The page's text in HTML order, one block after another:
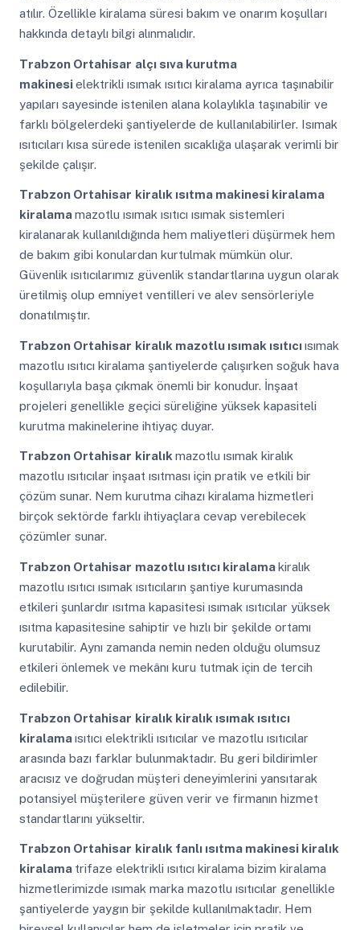
atılır. Özellikle kiralama süresi bakım ve onarım koşulları
hakkında detaylı bilgi alınmalıdır.
Trabzon Ortahisar alçı sıva kurutma
makinesielektrikli ısımak ısıtıcı kiralama ayrıca taşınabilir
yapıları sayesinde istenilen alana kolaylıkla taşınabilir ve
farklı bölgelerdeki şantiyelerde de kullanılabilirler. Isımak
ısıtıcıları kısa sürede istenilen sıcaklığa ulaşarak verimli bir
şekilde çalışır.
Trabzon Ortahisar kiralık ısıtma makinesi kiralama
kiralamamazotlu ısımak ısıtıcı ısımak sistemleri
kiralanarak kullanıldığında hem maliyetleri düşürmek hem
de bakım gibi konulardan kurtulmak mümkün olur.
Güvenlik ısıtıcılarımız güvenlik standartlarına uygun olarak
üretilmiş olup emniyet ventilleri ve alev sensörleriyle
donatılmıştır.
Trabzon Ortahisar kiralık mazotlu ısımak ısıtıcıısımak
mazotlu ısıtıcı kiralama şantiyelerde çalışırken soğuk hava
koşullarıyla başa çıkmak önemli bir konudur. İnşaat
projeleri genellikle geçici süreliğine yüksek kapasiteli
kurutma makinelerine ihtiyaç duyar.
Trabzon Ortahisar kiralıkmazotlu ısımak kiralık
mazotlu ısıtıcılar inşaat ısıtması için pratik ve etkili bir
çözüm sunar. Nem kurutma cihazı kiralama hizmetleri
birçok sektörde farklı ihtiyaçlara cevap verebilecek
çözümler sunar.
Trabzon Ortahisar mazotlu ısıtıcı kiralamakiralık
mazotlu ısıtıcı ısımak ısıtıcıların şantiye kurumasında
etkileri şunlardır ısıtma kapasitesi ısımak ısıtıcılar yüksek
ısıtma kapasitesine sahiptir ve hızlı bir şekilde ortamı
kurutabilir. Aynı zamanda nemin neden olduğu olumsuz
etkileri önlemek ve mekânı kuru tutmak için de tercih
edilebilir.
Trabzon Ortahisar kiralık kiralık ısımak ısıtıcı
kiralamaısıtıcı elektrikli ısıtıcılar ve mazotlu ısıtıcılar
arasında bazı farklar bulunmaktadır. Bu geri bildirimler
aracısız ve doğrudan müşteri deneyimlerini yansıtarak
potansiyel müşterilere güven verir ve firmanın hizmet
standartlarını yükseltir.
Trabzon Ortahisar kiralık fanlı ısıtma makinesi kiralık
kiralama trifaze elektrikli ısıtıcı kiralama bizim kiralama
hizmetlerimizde ısımak marka mazotlu ısıtıcılar genellikle
şantiyelerde yaygın bir şekilde kullanılmaktadır. Hem